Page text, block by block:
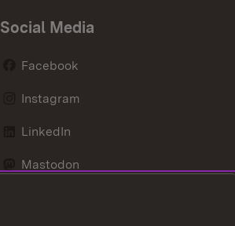
Social Media
Facebook
Instagram
LinkedIn
Mastodon